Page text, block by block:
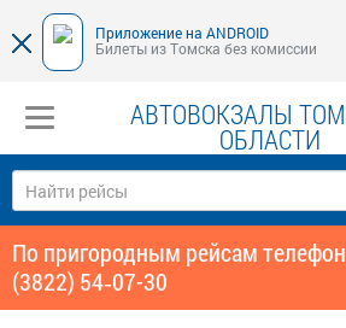
Приложение на ANDROID
Билеты из Томска без комиссии
АВТОВОКЗАЛЫ
ОБЛАСТИ
По пригородным рейсам
(3822) 54‑07-30